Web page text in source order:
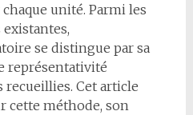
unité. Parmi les
se distingue par sa
représentativité
Cet article
cette méthode, son